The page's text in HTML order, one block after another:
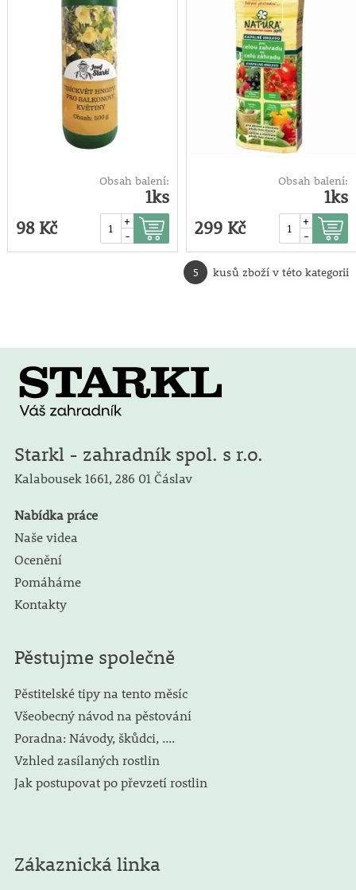
Obsah balení:
1ks
98 Kč
+
-
Obsah balení:
1ks
299 Kč
+
-
5 kusů zboží v této kategorii
Starkl - zahradník spol. s r.o.
Kalabousek 1661, 286 01 Čáslav
Nabídka práce
Naše videa
Ocenění
Pomáháme
Kontakty
Pěstujme společně
Pěstitelské tipy na tento měsíc
Všeobecný návod na pěstování
Poradna: Návody, škůdci, ....
Vzhled zasílaných rostlin
Jak postupovat po převzetí rostlin
Zákaznická linka